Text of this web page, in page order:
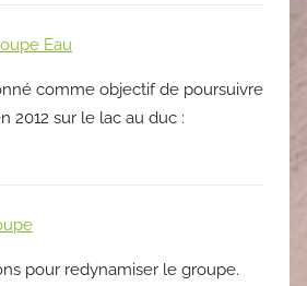
Eau
comme objectif de poursuivre
2012 sur le lac au duc :
pour redynamiser le groupe.